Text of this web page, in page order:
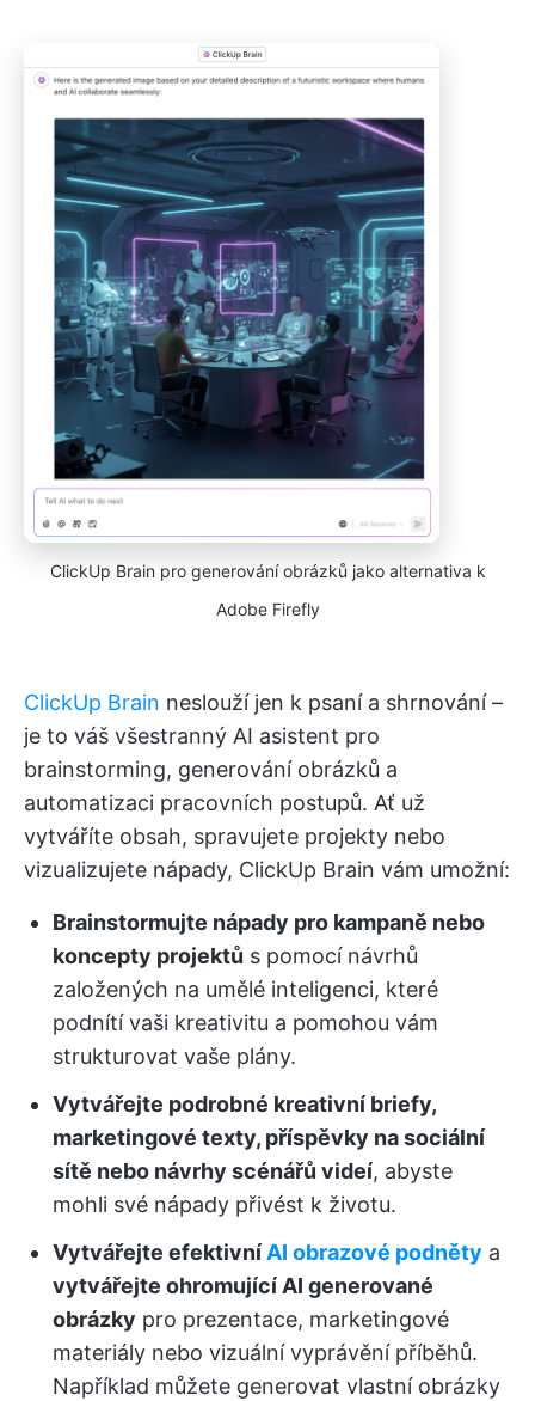
ClickUp Brain pro generování obrázků jako alternativa k
Adobe Firefly
ClickUp Brain neslouží jen k psaní a shrnování –
je to váš všestranný AI asistent pro
brainstorming, generování obrázků a
automatizaci pracovních postupů. Ať už
vytváříte obsah, spravujete projekty nebo
vizualizujete nápady, ClickUp Brain vám umožní:
Brainstormujte nápady pro kampaně nebo
koncepty projektů s pomocí návrhů
založených na umělé inteligenci, které
podnítí vaši kreativitu a pomohou vám
strukturovat vaše plány.
Vytvářejte podrobné kreativní briefy,
marketingové texty, příspěvky na sociální
sítě nebo návrhy scénářů videí, abyste
mohli své nápady přivést k životu.
Vytvářejte efektivníAI obrazové podněty a
vytvářejte ohromující AI generované
obrázky pro prezentace, marketingové
materiály nebo vizuální vyprávění příběhů.
Například můžete generovat vlastní obrázky